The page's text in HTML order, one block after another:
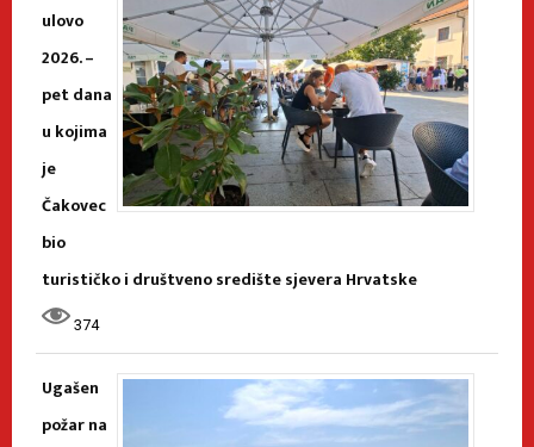
ulovo
2026. –
pet dana
u kojima
je
Čakovec
bio
turističko i društveno središte sjevera Hrvatske
374
Ugašen
požar na